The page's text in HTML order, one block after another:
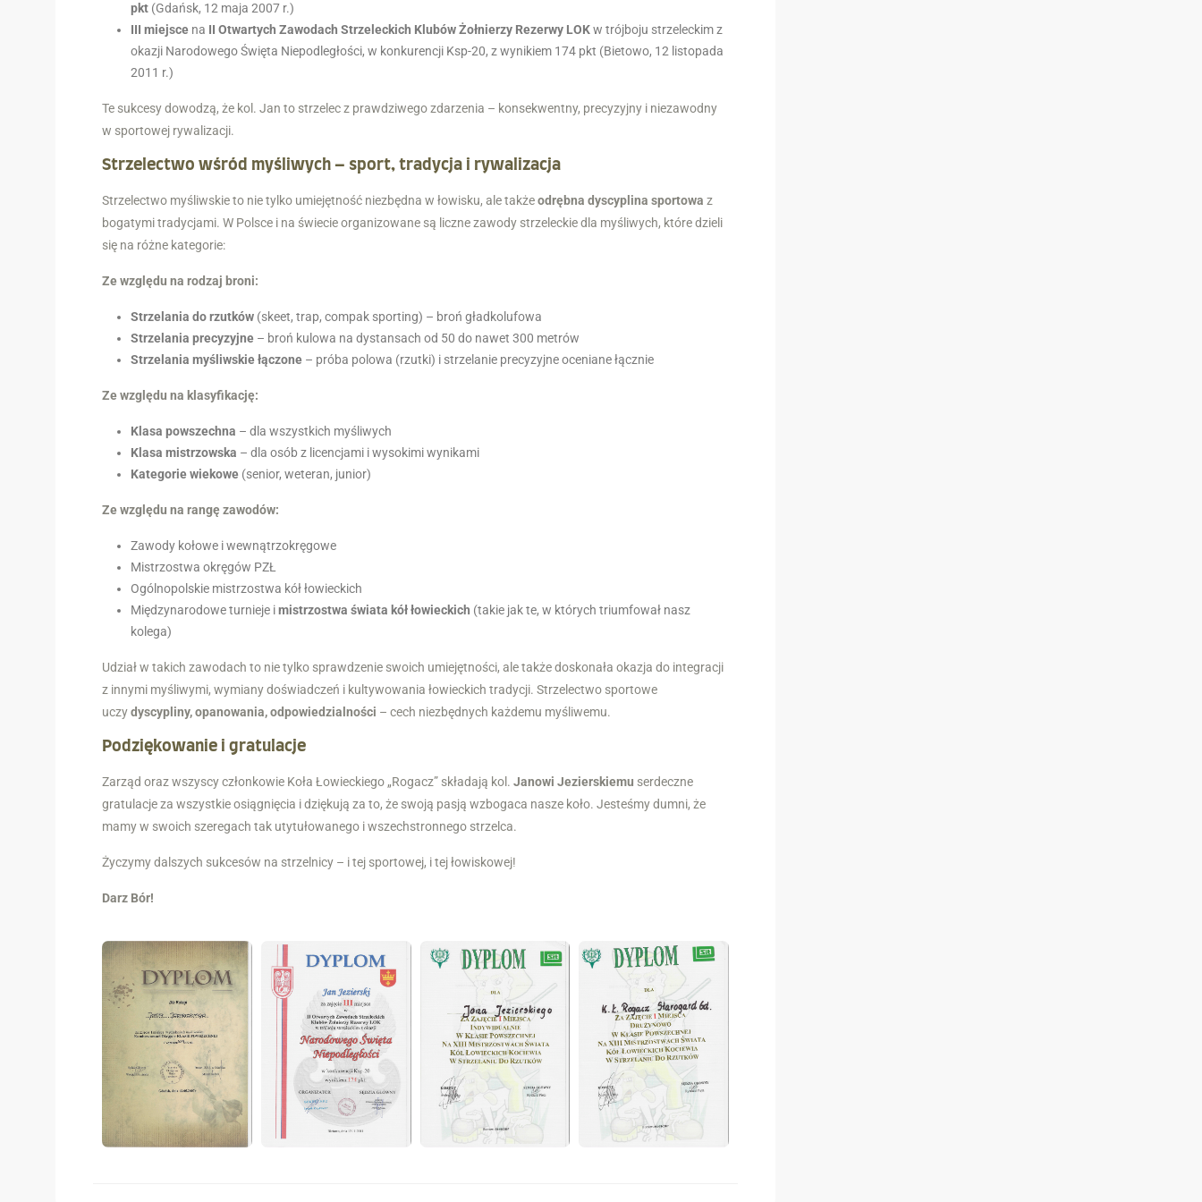
pkt (Gdańsk, 12 maja 2007 r.)
III miejsce na II Otwartych Zawodach Strzeleckich Klubów Żołnierzy Rezerwy LOKw trójboju strzeleckim z
okazji Narodowego Święta Niepodległości, w konkurencji Ksp-20, z wynikiem 174 pkt (Bietowo, 12 listopada
2011 r.)
Te sukcesy dowodzą, że kol. Jan to strzelec z prawdziwego zdarzenia – konsekwentny, precyzyjny i niezawodny
w sportowej rywalizacji.
Strzelectwo wśród myśliwych – sport, tradycja i rywalizacja
Strzelectwo myśliwskie to nie tylko umiejętność niezbędna w łowisku, ale takżeodrębna dyscyplina sportowa z
bogatymi tradycjami. W Polsce i na świecie organizowane są liczne zawody strzeleckie dla myśliwych, które dzieli
się na różne kategorie:
Ze względu na rodzaj broni:
Strzelania do rzutków (skeet, trap, compak sporting) – broń gładkolufowa
Strzelania precyzyjne – broń kulowa na dystansach od 50 do nawet 300 metrów
Strzelania myśliwskie łączone – próba polowa (rzutki) i strzelanie precyzyjne oceniane łącznie
Ze względu na klasyfikację:
Klasa powszechna – dla wszystkich myśliwych
Klasa mistrzowska – dla osób z licencjami i wysokimi wynikami
Kategorie wiekowe (senior, weteran, junior)
Ze względu na rangę zawodów:
Zawody kołowe i wewnątrzokręgowe
Mistrzostwa okręgów PZŁ
Ogólnopolskie mistrzostwa kół łowieckich
Międzynarodowe turnieje imistrzostwa świata kół łowieckich (takie jak te, w których triumfował nasz
kolega)
Udział w takich zawodach to nie tylko sprawdzenie swoich umiejętności, ale także doskonała okazja do integracji
z innymi myśliwymi, wymiany doświadczeń i kultywowania łowieckich tradycji. Strzelectwo sportowe
uczydyscypliny, opanowania, odpowiedzialności – cech niezbędnych każdemu myśliwemu.
Podziękowanie i gratulacje
Zarząd oraz wszyscy członkowie Koła Łowieckiego „Rogacz” składają kol. Janowi Jezierskiemu serdeczne
gratulacje za wszystkie osiągnięcia i dziękują za to, że swoją pasją wzbogaca nasze koło. Jesteśmy dumni, że
mamy w swoich szeregach tak utytułowanego i wszechstronnego strzelca.
Życzymy dalszych sukcesów na strzelnicy – i tej sportowej, i tej łowiskowej!
Darz Bór!